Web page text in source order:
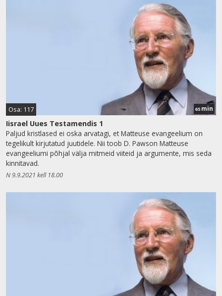
Osa: 117 65 min
Iisrael Uues Testamendis 1
Paljud kristlased ei oska arvatagi, et Matteuse evangeelium on
tegelikult kirjutatud juutidele. Nii toob D. Pawson Matteuse
evangeeliumi põhjal välja mitmeid viiteid ja argumente, mis seda
kinnitavad.
N 9.9.2021 kell 18.00